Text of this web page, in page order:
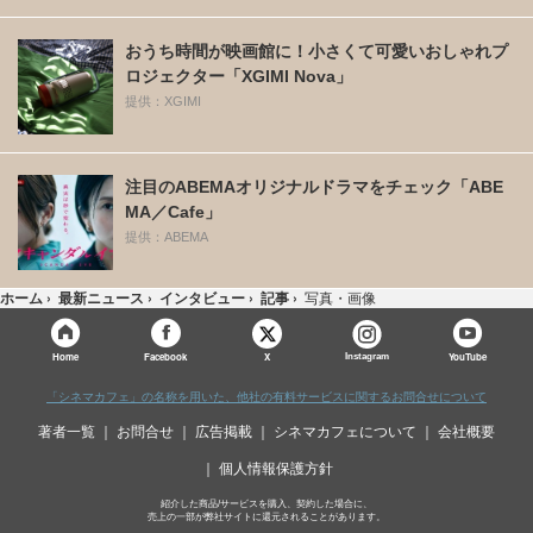
おうち時間が映画館に！小さくて可愛いおしゃれプ
ロジェクター「XGIMI Nova」
提供：XGIMI
注目のABEMAオリジナルドラマをチェック「ABE
MA／Cafe」
提供：ABEMA
ホーム › 最新ニュース › インタビュー › 記事 › 写真・画像
Home Facebook X Instagram YouTube
「シネマカフェ」の名称を用いた、他社の有料サービスに関するお問合せについて
著者一覧 お問合せ 広告掲載 シネマカフェについて 会社概要
個人情報保護方針
紹介した商品/サービスを購入、契約した場合に、
売上の一部が弊社サイトに還元されることがあります。